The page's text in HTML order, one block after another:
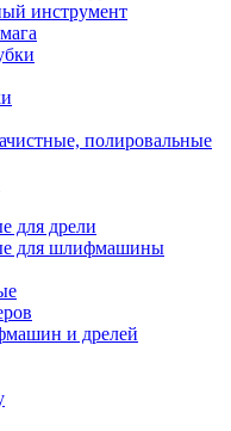
инструмент
полировальные
для дрели
для шлифмашины
и дрелей